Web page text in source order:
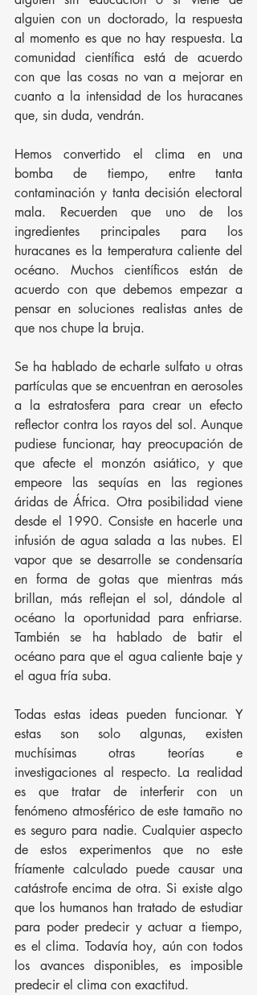
alguien con un doctorado, la respuesta
al momento es que no hay respuesta. La
comunidad científica está de acuerdo
con que las cosas no van a mejorar en
cuanto a la intensidad de los huracanes
que, sin duda, vendrán.
Hemos convertido el clima en una
bomba de tiempo, entre tanta
contaminación y tanta decisión electoral
mala. Recuerden que uno de los
ingredientes principales para los
huracanes es la temperatura caliente del
océano. Muchos científicos están de
acuerdo con que debemos empezar a
pensar en soluciones realistas antes de
que nos chupe la bruja.
Se ha hablado de echarle sulfato u otras
partículas que se encuentran en aerosoles
a la estratosfera para crear un efecto
reflector contra los rayos del sol. Aunque
pudiese funcionar, hay preocupación de
que afecte el monzón asiático, y que
empeore las sequías en las regiones
áridas de África. Otra posibilidad viene
desde el 1990. Consiste en hacerle una
infusión de agua salada a las nubes. El
vapor que se desarrolle se condensaría
en forma de gotas que mientras más
brillan, más reflejan el sol, dándole al
océano la oportunidad para enfriarse.
También se ha hablado de batir el
océano para que el agua caliente baje y
el agua fría suba.
Todas estas ideas pueden funcionar. Y
estas son solo algunas, existen
muchísimas otras teorías e
investigaciones al respecto. La realidad
es que tratar de interferir con un
fenómeno atmosférico de este tamaño no
es seguro para nadie. Cualquier aspecto
de estos experimentos que no este
fríamente calculado puede causar una
catástrofe encima de otra. Si existe algo
que los humanos han tratado de estudiar
para poder predecir y actuar a tiempo,
es el clima. Todavía hoy, aún con todos
los avances disponibles, es imposible
predecir el clima con exactitud.